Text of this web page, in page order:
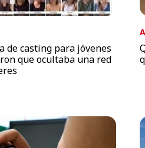
de casting para jóvenes
que ocultaba una red